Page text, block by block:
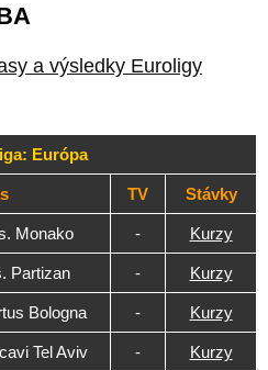
a výsledky Euroligy
Európa
TV Stávky
Monako - Kurzy
Partizan - Kurzy
Bologna - Kurzy
Tel Aviv - Kurzy